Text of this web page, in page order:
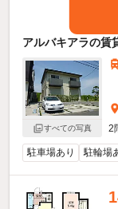
アルバキアラの賃
すべての写真
2
駐車場あり 駐輪場